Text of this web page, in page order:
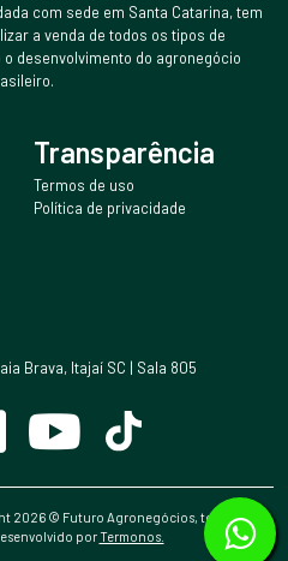
com sede em Santa Catarina, tem
a venda de todos os tipos de
desenvolvimento do agronegócio
Transparência
Termos de uso
Política de privacidade
Brava, Itajaí SC | Sala 805
2026© Futuro Agronegócios, todos os
por Termonos.